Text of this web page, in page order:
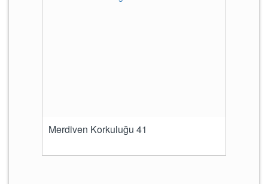
Merdiven Korkuluğu 41